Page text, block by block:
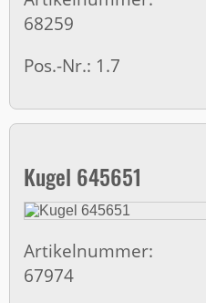
68259
Pos.-Nr.: 1.7
Kugel 645651
Artikelnummer:
67974